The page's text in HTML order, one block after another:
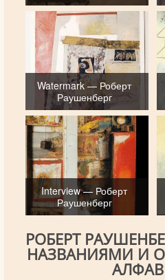
Watermark — Роберт
Раушенберг
Interview — Роберт
Раушенберг
РОБЕРТ
НАЗВАНИЯМИ И